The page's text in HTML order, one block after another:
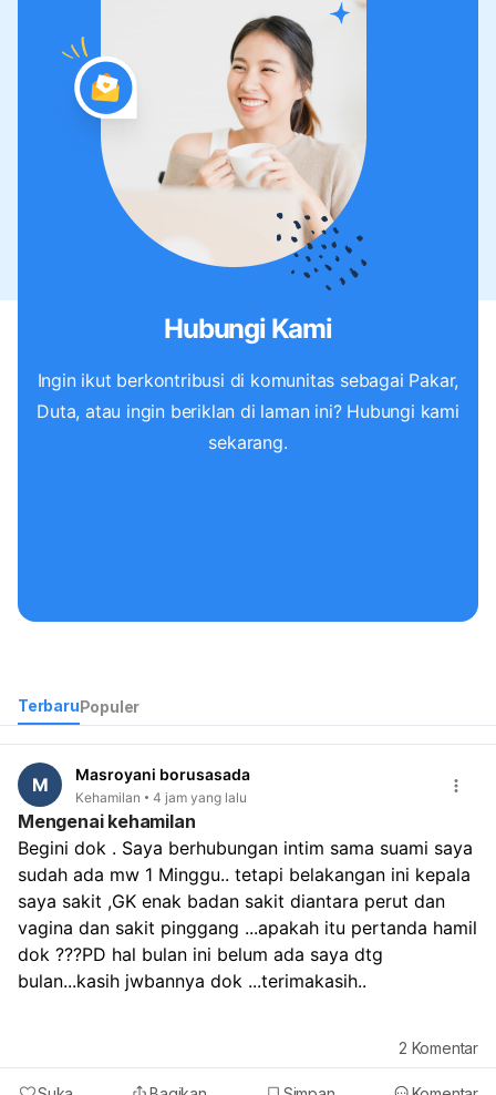
Hubungi Kami
Ingin ikut berkontribusi di komunitas sebagai Pakar,
Duta, atau ingin beriklan di laman ini? Hubungi kami
sekarang.
TerbaruPopuler
M Masroyani borusasada
Kehamilan 4 jam yang lalu
Mengenai kehamilan
Begini dok . Saya berhubungan intim sama suami saya
sudah ada mw 1 Minggu.. tetapi belakangan ini kepala
saya sakit ,GK enak badan sakit diantara perut dan
vagina dan sakit pinggang ...apakah itu pertanda hamil
dok ???PD hal bulan ini belum ada saya dtg
bulan...kasih jwbannya dok ...terimakasih..
2 Komentar